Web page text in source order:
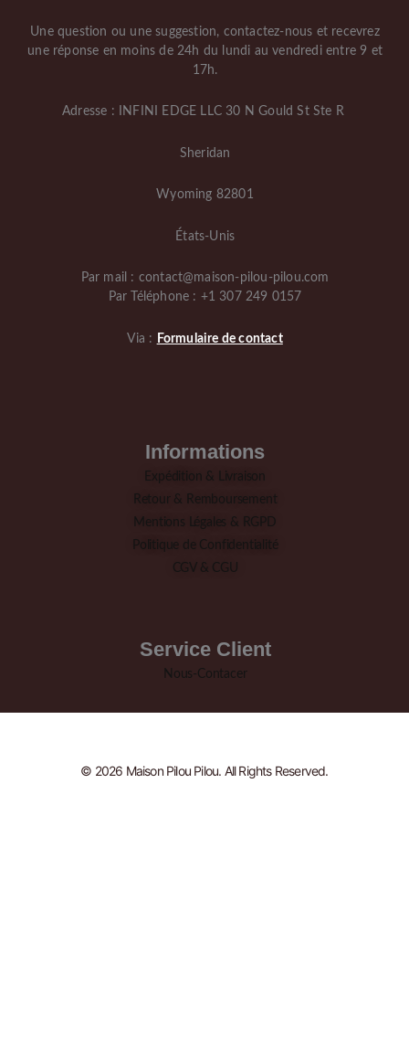
Une question ou une suggestion, contactez-nous et recevrez
une réponse en moins de 24h du lundi au vendredi entre 9 et
17h.
Adresse : INFINI EDGE LLC 30 N Gould St Ste R
Sheridan
Wyoming 82801
États-Unis
Par mail : contact@maison-pilou-pilou.com
Par Téléphone : +1 307 249 0157
Via : Formulaire de contact
Informations
Expédition & Livraison
Retour & Remboursement
Mentions Légales & RGPD
Politique de Confidentialité
CGV & CGU
Service Client
Nous-Contacer
© 2026 Maison Pilou Pilou. All Rights Reserved.